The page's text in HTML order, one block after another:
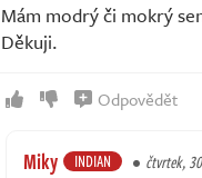
Mám modrý či mokrý
Děkuji.
Odpovědět
Miky INDIAN čtvrtek,